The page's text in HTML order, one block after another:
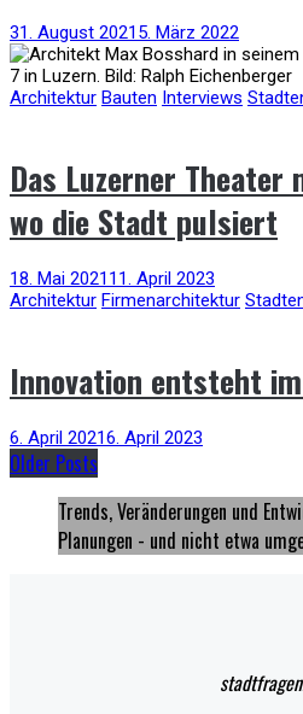
31. August 20215. März 2022
Architektur Bauten Interviews
Das Luzerner
wo die Stadt pulsiert
18. Mai 202111. April 2023
Architektur Firmenarchitektur
Innovation entsteht
6. April 20216. April 2023
Older Posts
Trends, Veränderungen und
Planungen - und nicht etwa